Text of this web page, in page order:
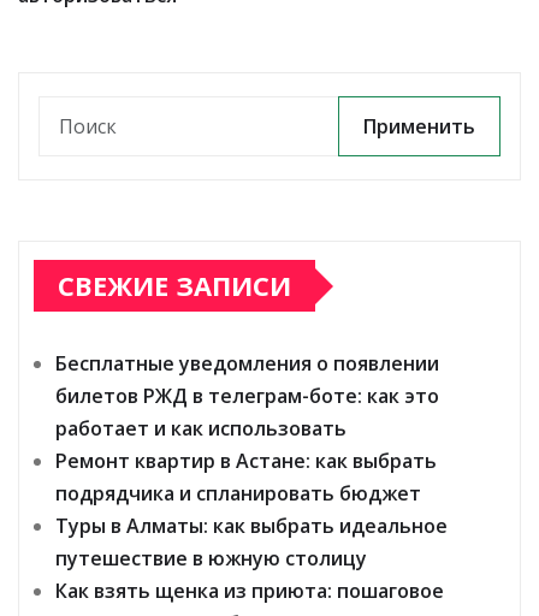
Применить
СВЕЖИЕ ЗАПИСИ
Бесплатные уведомления о появлении
билетов РЖД в телеграм-боте: как это
работает и как использовать
Ремонт квартир в Астане: как выбрать
подрядчика и спланировать бюджет
Туры в Алматы: как выбрать идеальное
путешествие в южную столицу
Как взять щенка из приюта: пошаговое